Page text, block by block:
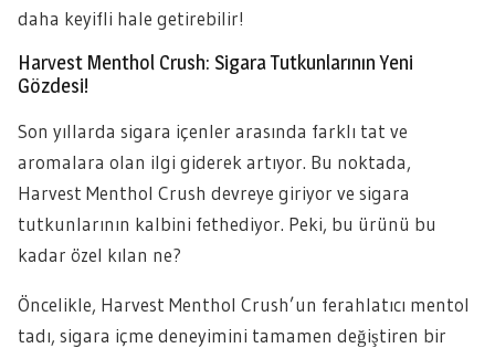
daha keyifli hale getirebilir!
Harvest Menthol Crush: Sigara Tutkunlarının Yeni
Gözdesi!
Son yıllarda sigara içenler arasında farklı tat ve
aromalara olan ilgi giderek artıyor. Bu noktada,
Harvest Menthol Crush devreye giriyor ve sigara
tutkunlarının kalbini fethediyor. Peki, bu ürünü bu
kadar özel kılan ne?
Öncelikle, Harvest Menthol Crush’un ferahlatıcı mentol
tadı, sigara içme deneyimini tamamen değiştiren bir